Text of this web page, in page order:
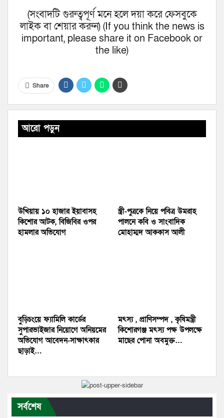
(সংবাদটি গুরুত্বপূর্ণ মনে হলে দয়া করে ফেসবুকে
লাইক বা শেয়ার করুন) (If you think the news is
important, please share it on Facebook or
the like)
Share
আরো পড়ুন
উখিয়ায় ১০ হাজার ইয়াবাসহ
কিশোর আটক, বিজিবির ওপর
হামলার অভিযোগ
স্ত্রী-পুত্রকে নিয়ে পবিত্র উমরাহ
পালনে কবি ও সাংবাদিক
মোহাম্মদ আককাস আলী
বুড়িচংয়ে ফ্যামিলি কার্ডের
সুপারভাইজার নিয়োগে অনিয়মের
অভিযোগ আবেদন-সাক্ষাৎকার
ছাড়াই…
মৎস্য , প্রাণিসম্পদ , কৃষিমন্ত্রী
কিশোরগঞ্জ মৎস্য পক্ষ উপলক্ষে
মাছের পোনা অবমুক্ত…
সর্বশেষ